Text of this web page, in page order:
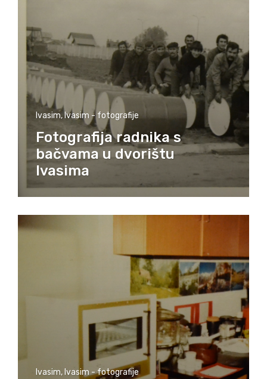
Ivasim,Ivasim - fotografije
Fotografija radnika s
bačvama u dvorištu
Ivasima
Ivasim, Ivasim - fotografije